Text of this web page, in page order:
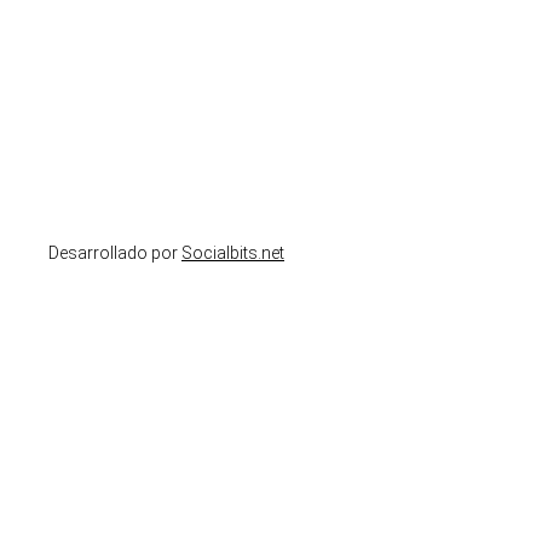
Desarrollado por Socialbits.net